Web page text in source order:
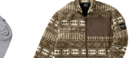
色味が若干異なる場合がございます。予めご了承
庫を共用しておりますので店頭での売り違い、店
客様にご迷惑をお掛けしてしまう場合がございま
に努めておりますが、もしあった場合速やかにご
ください。